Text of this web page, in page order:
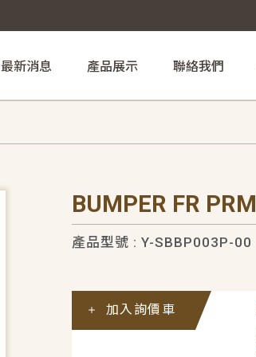
最新消息 產品展示 聯絡我們
BUMPER FR PRM
產品型號 : Y-SBBP003P-00
加入詢價車